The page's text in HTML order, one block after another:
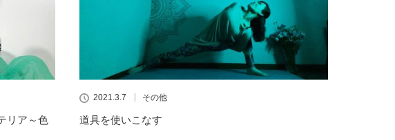
リア～色
2021.3.7 その他
道具を使いこなす